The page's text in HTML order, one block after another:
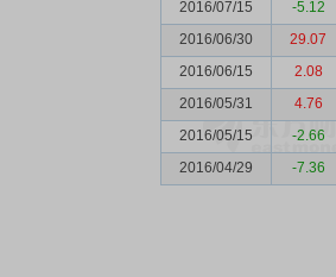
2016/07/15
-5.12
2016/06/30
29.07
2016/06/15
2.08
2016/05/31
4.76
2016/05/15
-2.66
2016/04/29
-7.36